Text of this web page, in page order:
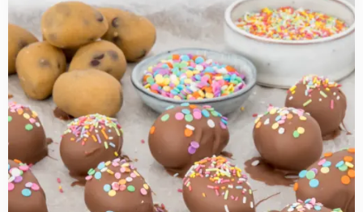
about
Cookie
dough
paaseitjes